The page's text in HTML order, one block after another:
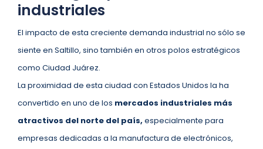
industriales
El impacto de esta creciente demanda industrial no sólo se
siente en Saltillo, sino también en otros polos estratégicos
como Ciudad Juárez.
La proximidad de esta ciudad con Estados Unidos la ha
convertido en uno de los mercados industriales más
atractivos del norte del país, especialmente para
empresas dedicadas a la manufactura de electrónicos,